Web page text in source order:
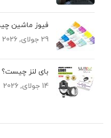
فیوز ماشین
29 جولای, 2026
بای لنز چیست؟
14 جولای, 2026